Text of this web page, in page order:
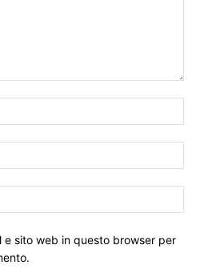
e sito web in questo browser per